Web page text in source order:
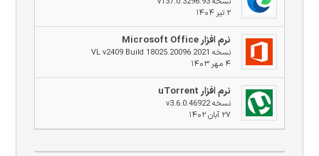
۲ تیر ۱۴۰۴
نرم افزار Microsoft Office
نسخه 2021 VL v2409 Build 18025.20096
۴ مهر ۱۴۰۳
نرم افزار uTorrent
نسخه v3.6.0.46922
۲۷ آبان ۱۴۰۲